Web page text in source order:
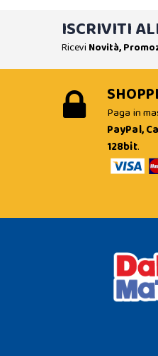
ISCRIVITI
Ricevi Novità,
Paga in
PayPal,
128bit.